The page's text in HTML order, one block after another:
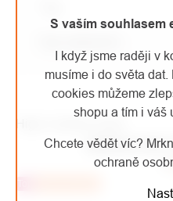
S vaším souhlasem
I když jsme raději v
musíme i do světa
cookies můžeme
shopu a tím i váš
Chcete vědět víc?
ochraně
MOHLO BY